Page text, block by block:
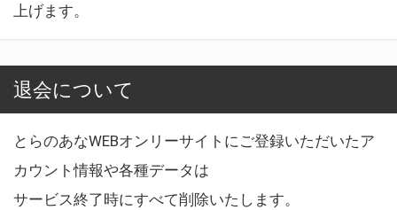
上げます。
退会について
とらのあなWEBオンリーサイトにご登録いただいたア
カウント情報や各種データは
サービス終了時にすべて削除いたします。